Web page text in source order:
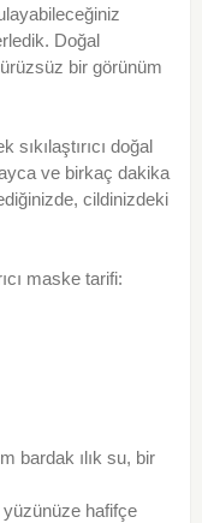
Doğal
bir görünüm
doğal
ve birkaç dakika
cildinizdeki
maske tarifi:
bardak ılık su, bir
yüzünüze hafifçe